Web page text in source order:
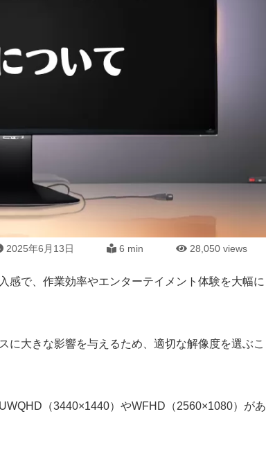
2025年6月13日 6 min 28,050 views
感で、作業効率やエンターテイメント体験を大幅に
に大きな影響を与えるため、適切な解像度を選ぶこ
（3440×1440）やWFHD（2560×1080）があ